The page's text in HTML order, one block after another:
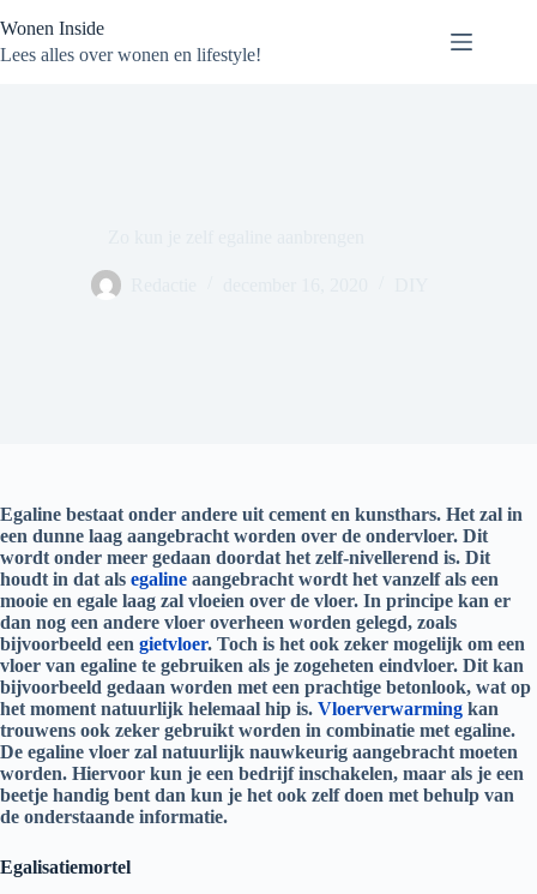
naar
de
Wonen Inside
Lees alles over wonen en lifestyle!
Egaline bestaat onder andere uit cement en kunsthars. Het zal in
een dunne laag aangebracht worden over de ondervloer. Dit
wordt onder meer gedaan doordat het zelf-nivellerend is. Dit
houdt in dat als egaline aangebracht wordt het vanzelf als een
mooie en egale laag zal vloeien over de vloer. In principe kan er
dan nog een andere vloer overheen worden gelegd, zoals
bijvoorbeeld een gietvloer. Toch is het ook zeker mogelijk om een
vloer van egaline te gebruiken als je zogeheten eindvloer. Dit kan
bijvoorbeeld gedaan worden met een prachtige betonlook, wat op
het moment natuurlijk helemaal hip is. Vloerverwarming kan
trouwens ook zeker gebruikt worden in combinatie met egaline.
De egaline vloer zal natuurlijk nauwkeurig aangebracht moeten
worden. Hiervoor kun je een bedrijf inschakelen, maar als je een
beetje handig bent dan kun je het ook zelf doen met behulp van
de onderstaande informatie.
Egalisatiemortel